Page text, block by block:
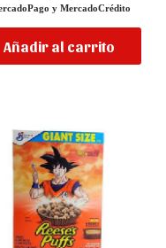
y MercadoCrédito
Añadir al carrito